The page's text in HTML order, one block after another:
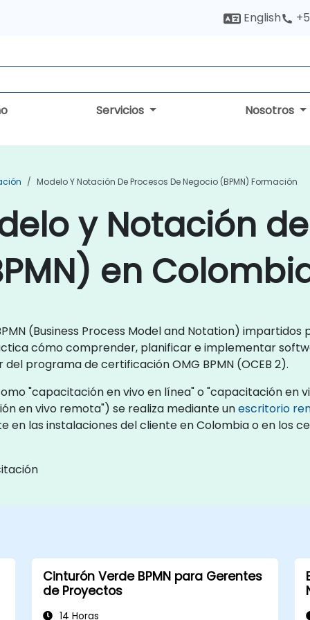
English
Servicios Nosotros
Modelo Y Notación De Procesos De Negocio (BPMN) Formación
y Notación
en
(Business Process Model and Notation)
cómo comprender, planificar e implementar
programa de certificación OMG BPMN (OCEB 2).
"capacitación en vivo en línea" o "capacitación en
en vivo remota") se realiza mediante unescritorio
en las instalaciones del cliente en Colombia o en los
Cinturón Verde BPMN para Gerentes
de Proyectos
14 Horas